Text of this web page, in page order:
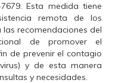
Esta medida tiene
remota de los
recomendaciones del
de promover el
de prevenir el contagio
y de esta manera
y necesidades.